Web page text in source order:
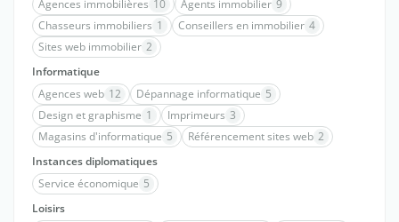
Agences immobilières 10 Agents immobilier 9
Chasseurs immobiliers 1 Conseillers en immobilier 4
Sites web immobilier 2
Informatique
Agences web 12 Dépannage informatique 5
Design et graphisme 1 Imprimeurs 3
Magasins d'informatique 5 Référencement sites web 2
Instances diplomatiques
Service économique 5
Loisirs